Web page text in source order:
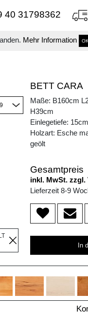
Mehr Information OK
40 31798362
BETT CARA
Maße: B160cm
H39cm
Einlegetiefe: 15cm
Holzart: Esche
geölt
Gesamtpreis
inkl. MwSt. zzgl.
Lieferzeit 8-9
In